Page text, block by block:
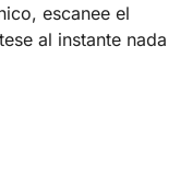
escanee el
al instante nada